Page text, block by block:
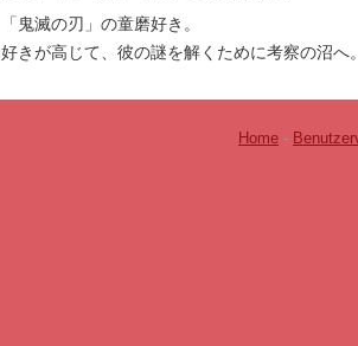
「鬼滅の刃」の童磨好き。
好きが高じて、彼の謎を解くために考察の沼へ
Home -